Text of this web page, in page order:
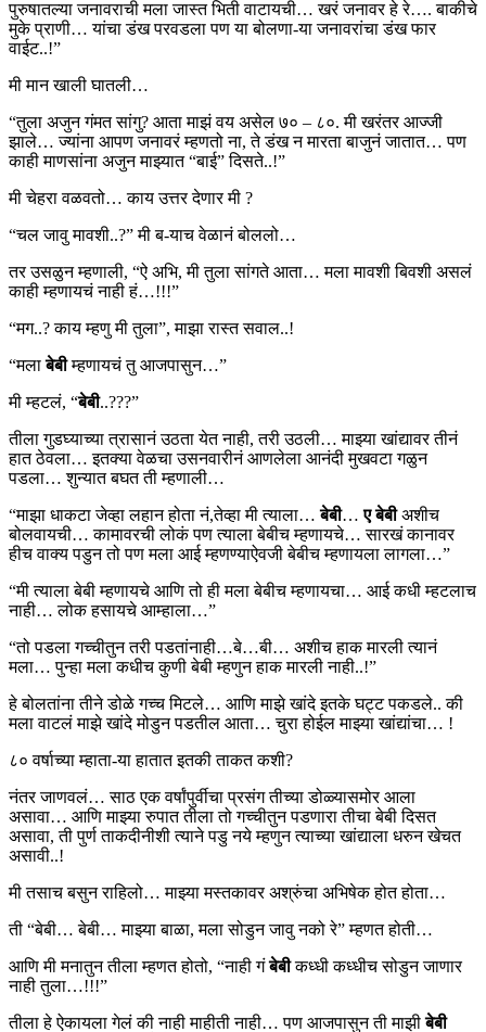
पुरुषातल्या जनावराची मला जास्त भिती वाटायची… खरं जनावर हे रे…. बाकीचे
मुके प्राणी… यांचा डंख परवडला पण या बोलणा-या जनावरांचा डंख फार
वाईट..!”
मी मान खाली घातली…
“तुला अजुन गंमत सांगु? आता माझं वय असेल ७० – ८०. मी खरंतर आज्जी
झाले… ज्यांना आपण जनावरं म्हणतो ना, ते डंख न मारता बाजुनं जातात… पण
काही माणसांना अजुन माझ्यात “बाई” दिसते..!”
मी चेहरा वळवतो… काय उत्तर देणार मी ?
“चल जावु मावशी..?” मी ब-याच वेळानं बोललो…
तर उसळुन म्हणाली, “ऐ अभि, मी तुला सांगते आता… मला मावशी बिवशी असलं
काही म्हणायचं नाही हं…!!!”
“मग..? काय म्हणु मी तुला”, माझा रास्त सवाल..!
“मलाबेबीम्हणायचं तु आजपासुन…”
मी म्हटलं, “बेबी..???”
तीला गुडघ्याच्या त्रासानं उठता येत नाही, तरी उठली… माझ्या खांद्यावर तीनं
हात ठेवला… इतक्या वेळचा उसनवारीनं आणलेला आनंदी मुखवटा गळुन
पडला… शुन्यात बघत ती म्हणाली…
“माझा धाकटा जेव्हा लहान होता नं,तेव्हा मी त्याला…बेबी…ए बेबीअशीच
बोलवायची… कामावरची लोकं पण त्याला बेबीच म्हणायचे… सारखं कानावर
हीच वाक्य पडुन तो पण मला आई म्हणण्याऐवजी बेबीच म्हणायला लागला…”
“मी त्याला बेबी म्हणायचे आणि तो ही मला बेबीच म्हणायचा… आई कधी म्हटलाच
नाही… लोक हसायचे आम्हाला…”
“तो पडला गच्चीतुन तरी पडतांनाही…बे…बी… अशीच हाक मारली त्यानं
मला… पुन्हा मला कधीच कुणी बेबी म्हणुन हाक मारली नाही..!”
हे बोलतांना तीने डोळे गच्च मिटले… आणि माझे खांदे इतके घट्ट पकडले.. की
मला वाटलं माझे खांदे मोडुन पडतील आता… चुरा होईल माझ्या खांद्यांचा… !
८० वर्षाच्या म्हाता-या हातात इतकी ताकत कशी?
नंतर जाणवलं… साठ एक वर्षांपुर्वीचा प्रसंग तीच्या डोळ्यासमोर आला
असावा… आणि माझ्या रुपात तीला तो गच्चीतुन पडणारा तीचा बेबी दिसत
असावा, ती पुर्ण ताकदीनीशी त्याने पडु नये म्हणुन त्याच्या खांद्याला धरुन खेचत
असावी..!
मी तसाच बसुन राहिलो… माझ्या मस्तकावर अश्रुंचा अभिषेक होत होता…
ती “बेबी… बेबी… माझ्या बाळा, मला सोडुन जावु नको रे” म्हणत होती…
आणि मी मनातुन तीला म्हणत होतो, “नाही गंबेबीकध्धी कध्धीच सोडुन जाणार
नाही तुला…!!!”
तीला हे ऐकायला गेलं की नाही माहीती नाही… पण आजपासुन ती माझीबेबी